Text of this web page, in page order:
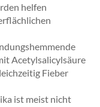
helfen
Acetylsalicylsäure
Fieber
ist meist nicht